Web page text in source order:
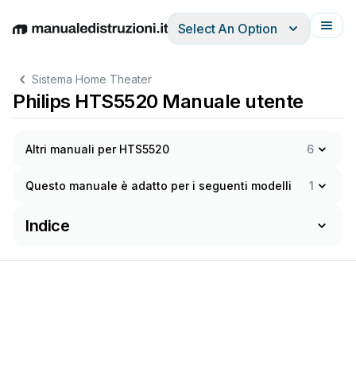
EnglishDeutschEspañolItalianoFrançais
Select An Option
Sistema Home Theater
Philips HTS5520 Manuale utente
Altri manuali per HTS5520 6
Questo manuale è adatto per i seguenti modelli 1
Indice